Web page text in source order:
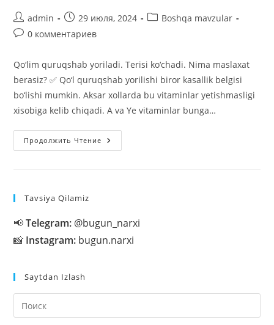
Автор
записи:
admin
Запись
опубликована:
29 июля, 2024
Рубрика
Boshqa mavzular
Комментарии
записи:
0 комментариев
Qo‘lim quruqshab yoriladi. Terisi ko‘chadi. Nima maslaxat
berasiz? ✅ Qo‘l quruqshab yorilishi biror kasallik belgisi
bo‘lishi mumkin. Aksar xollarda bu vitaminlar yetishmasligi
xisobiga kelib chiqadi. A va Ye vitaminlar bunga…
Продолжить Чтение Qo‘lim
Quruqshab
Tavsiya Qilamiz
📢Telegram: @bugun_narxi
📸 Instagram: bugun.narxi
Saytdan Izlash